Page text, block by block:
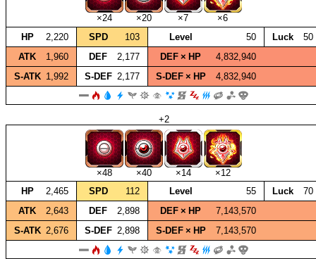
×24 ×20 ×7
×6
HP
2,220 SPD 103 Level 50 Luck
50
ATK
1,960 DEF 2,177 DEF × HP
4,832,940
S‑ATK 1,992 S‑DEF 2,177 S‑DEF × HP 4,832,940
+2
×48 ×40 ×14
×12
HP
2,465 SPD 112 Level 55 Luck
70
ATK
2,643 DEF 2,898 DEF × HP
7,143,570
S‑ATK 2,676 S‑DEF 2,898 S‑DEF × HP 7,143,570